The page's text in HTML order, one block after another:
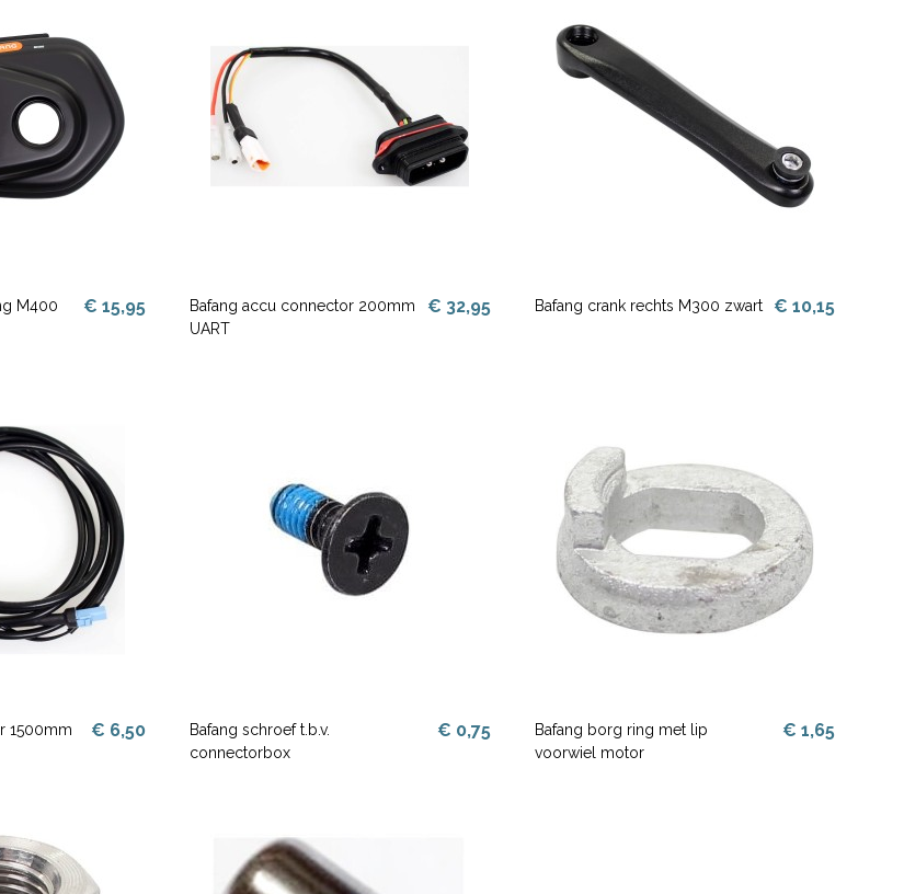
M400
€ 15,95
Bafang accu connector 200mm
UART
€ 32,95 Bafang crank rechts M300 zwart € 10,15
1500mm € 6,50
Bafang schroef t.b.v.
connectorbox
€ 0,75
Bafang borg ring met lip
voorwiel motor
€ 1,65